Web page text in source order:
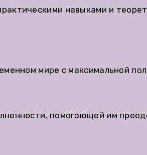
навыками и
мире с максимальной
помогающей им